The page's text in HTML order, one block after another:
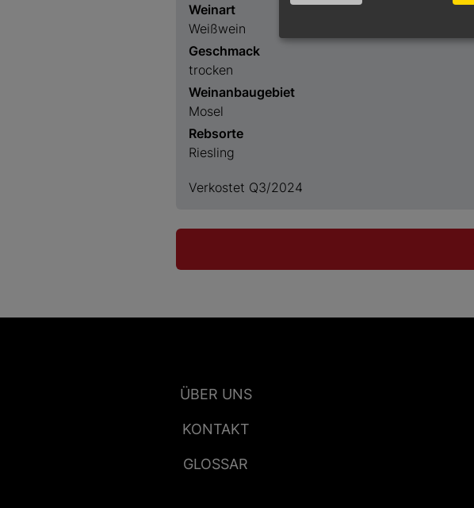
Weinart
Weißwein
Geschmack
trocken
Weinanbaugebiet
Mosel
Rebsorte
Riesling
Verkostet Q3/2024
ÜBER UNS
KONTAKT
GLOSSAR